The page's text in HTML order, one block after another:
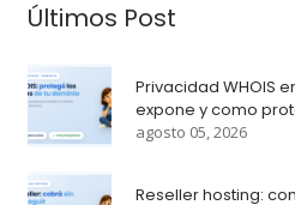
Últimos Post
Privacidad WHOIS
expone y como
agosto 05, 2026
Reseller hosting: